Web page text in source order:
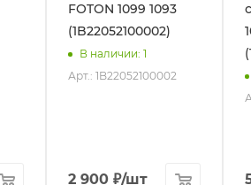
FOTON 1099 1093
(1B22052100002)
В наличии: 1
Арт.: 1B22052100002
2 900 ₽/шт